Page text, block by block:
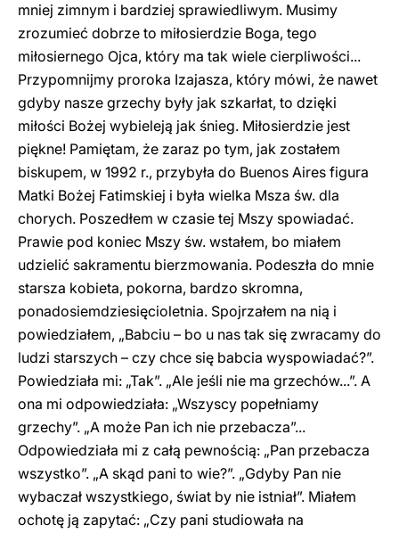
mniej zimnym i bardziej sprawiedliwym. Musimy
zrozumieć dobrze to miłosierdzie Boga, tego
miłosiernego Ojca, który ma tak wiele cierpliwości...
Przypomnijmy proroka Izajasza, który mówi, że nawet
gdyby nasze grzechy były jak szkarłat, to dzięki
miłości Bożej wybieleją jak śnieg. Miłosierdzie jest
piękne! Pamiętam, że zaraz po tym, jak zostałem
biskupem, w 1992 r., przybyła do Buenos Aires figura
Matki Bożej Fatimskiej i była wielka Msza św. dla
chorych. Poszedłem w czasie tej Mszy spowiadać.
Prawie pod koniec Mszy św. wstałem, bo miałem
udzielić sakramentu bierzmowania. Podeszła do mnie
starsza kobieta, pokorna, bardzo skromna,
ponadosiemdziesięcioletnia. Spojrzałem na nią i
powiedziałem, „Babciu – bo u nas tak się zwracamy do
ludzi starszych – czy chce się babcia wyspowiadać?”.
Powiedziała mi: „Tak”. „Ale jeśli nie ma grzechów...”. A
ona mi odpowiedziała: „Wszyscy popełniamy
grzechy”. „A może Pan ich nie przebacza”...
Odpowiedziała mi z całą pewnością: „Pan przebacza
wszystko”. „A skąd pani to wie?”. „Gdyby Pan nie
wybaczał wszystkiego, świat by nie istniał”. Miałem
ochotę ją zapytać: „Czy pani studiowała na